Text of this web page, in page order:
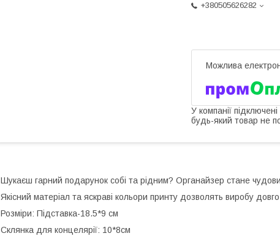
+380505626282
У компанії
будь-який товар не
Шукаєш гарний подарунок собі та рідним? Органайзер стане
Якісний матеріал та яскраві кольори принту дозволять виробу
Розміри: Підставка-18.5*9 см
Склянка для концелярії: 10*8см